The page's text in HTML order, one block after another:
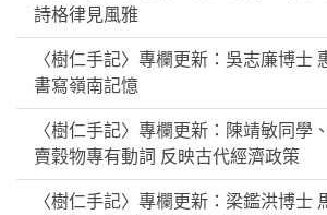
詩格律見風雅
〈樹仁手記〉專欄更新：吳志廉博士
書寫嶺南記憶
〈樹仁手記〉專欄更新：陳靖敏同學
賣穀物專有動詞 反映古代經濟政策
〈樹仁手記〉專欄更新：梁鑑洪博士